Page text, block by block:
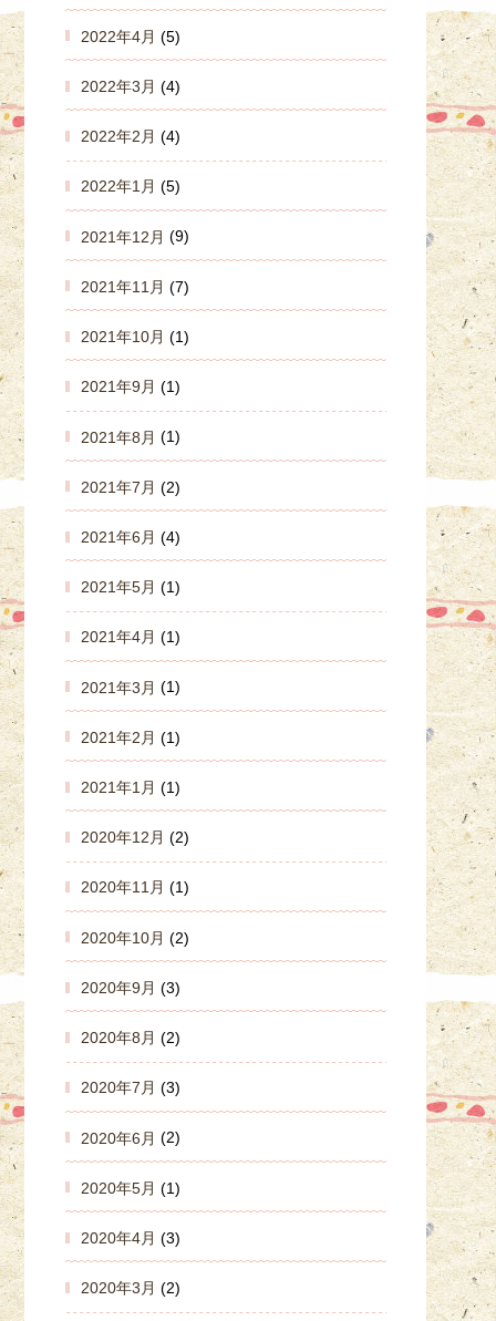
2022年4月 (5)
2022年3月 (4)
2022年2月 (4)
2022年1月 (5)
2021年12月 (9)
2021年11月 (7)
2021年10月 (1)
2021年9月 (1)
2021年8月 (1)
2021年7月 (2)
2021年6月 (4)
2021年5月 (1)
2021年4月 (1)
2021年3月 (1)
2021年2月 (1)
2021年1月 (1)
2020年12月 (2)
2020年11月 (1)
2020年10月 (2)
2020年9月 (3)
2020年8月 (2)
2020年7月 (3)
2020年6月 (2)
2020年5月 (1)
2020年4月 (3)
2020年3月 (2)